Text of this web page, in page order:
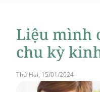
Liệu mình
chu kỳ
Thứ Hai, 15/01/2024